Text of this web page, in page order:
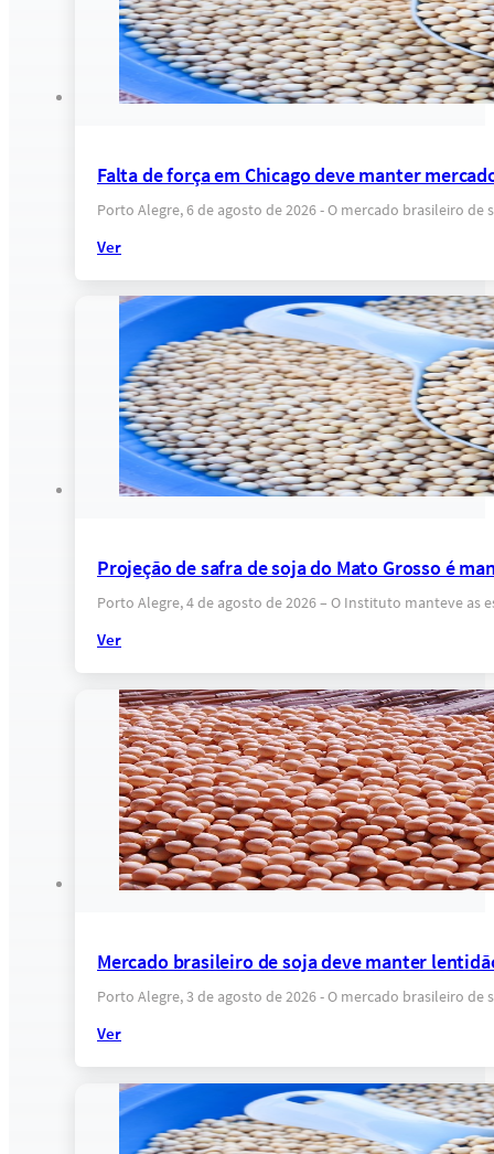
Falta de força em Chicago deve manter
Porto Alegre, 6 de agosto de 2026 - O mercado brasileiro
Ver
Projeção de safra de soja do Mato Grosso é
Porto Alegre, 4 de agosto de 2026 – O Instituto manteve as
Ver
Mercado brasileiro de soja deve manter
Porto Alegre, 3 de agosto de 2026 - O mercado brasileiro
Ver